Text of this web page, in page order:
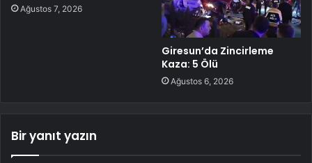
Ağustos 7, 2026
Giresun’da Zincirleme
Kaza: 5 Ölü
Ağustos 6, 2026
Bir yanıt yazın